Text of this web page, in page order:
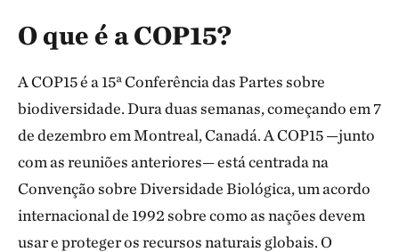
O que é a COP15?
A COP15 é a 15ª Conferência das Partes sobre
biodiversidade. Dura duas semanas, começando em 7
de dezembro em Montreal, Canadá. A COP15 —junto
com as reuniões anteriores— está centrada na
Convenção sobre Diversidade Biológica, um acordo
internacional de 1992 sobre como as nações devem
usar e proteger os recursos naturais globais. O